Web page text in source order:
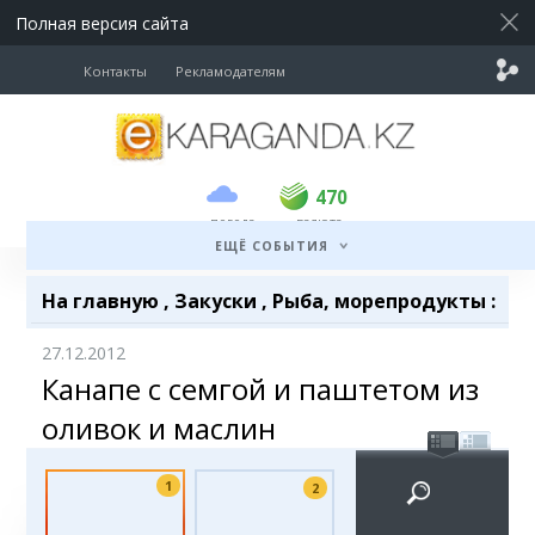
Полная версия сайта
Контакты Рекламодателям
погода
470
USD 469 470
валюта
ЕЩЁ СОБЫТИЯ
На главную , Закуски , Рыба, морепродукты :
27.12.2012
Канапе с семгой и паштетом из
оливок и маслин
1 2